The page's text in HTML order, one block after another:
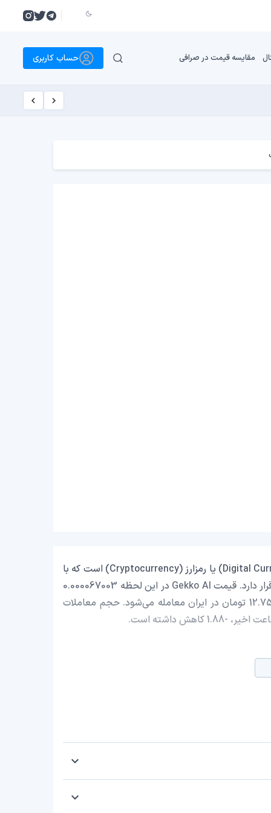
مقایسه قیمت در صرافی حساب کاربری
Gekko AI با نماد اختصاری (GEKKO) یک ارز دیجیتال (Digital Currency) یا رمزارز (Cryptocurrency) است که با
ارزش بازار حدود 66,305.35 دلار در رتبه 3125 بازار رمز ارزها قرار دارد. قیمت Gekko AI در این لحظه 0.000067003
دلار است که با احتساب قیمت تتر 0.9993 تومان، با قیمت 12.75 تومان در ایران معامله می‌شود. حجم معاملات